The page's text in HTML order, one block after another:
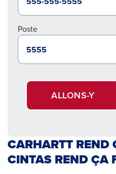
Poste
ALLONS-Y
CARHARTT REND
CINTAS REND ÇA